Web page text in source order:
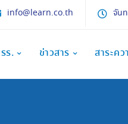
info@learn.co.th จัน
ร. ข่าวสาร สาระคว